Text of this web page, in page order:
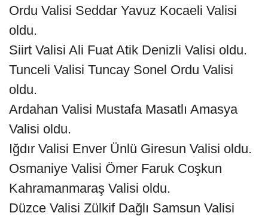
Ordu Valisi Seddar Yavuz Kocaeli Valisi
oldu.
Siirt Valisi Ali Fuat Atik Denizli Valisi oldu.
Tunceli Valisi Tuncay Sonel Ordu Valisi
oldu.
Ardahan Valisi Mustafa Masatlı Amasya
Valisi oldu.
Iğdır Valisi Enver Ünlü Giresun Valisi oldu.
Osmaniye Valisi Ömer Faruk Coşkun
Kahramanmaraş Valisi oldu.
Düzce Valisi Zülkif Dağlı Samsun Valisi